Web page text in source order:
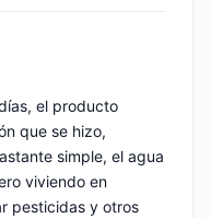
el producto
que se hizo,
simple, el agua
viviendo en
pesticidas y otros